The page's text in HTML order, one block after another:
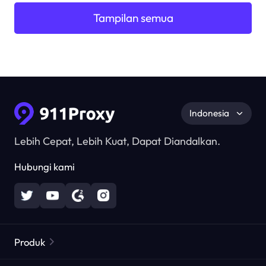
Tampilan semua
Lebih Cepat, Lebih Kuat, Dapat Diandalkan.
Hubungi kami
Indonesia
Produk